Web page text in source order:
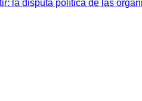
la disputa política de las